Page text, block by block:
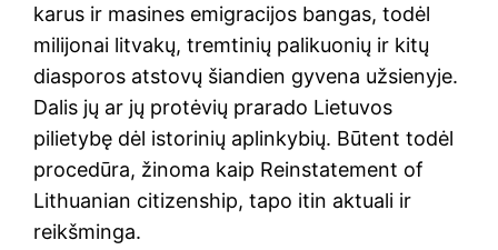
karus ir masines emigracijos bangas, todėl
milijonai litvakų, tremtinių palikuonių ir kitų
diasporos atstovų šiandien gyvena užsienyje.
Dalis jų ar jų protėvių prarado Lietuvos
pilietybę dėl istorinių aplinkybių. Būtent todėl
procedūra, žinoma kaip Reinstatement of
Lithuanian citizenship, tapo itin aktuali ir
reikšminga.